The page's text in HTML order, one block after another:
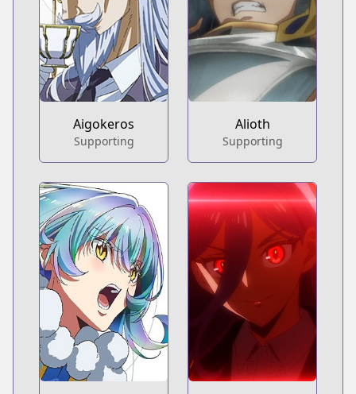
Aigokeros
Supporting
Alioth
Supporting